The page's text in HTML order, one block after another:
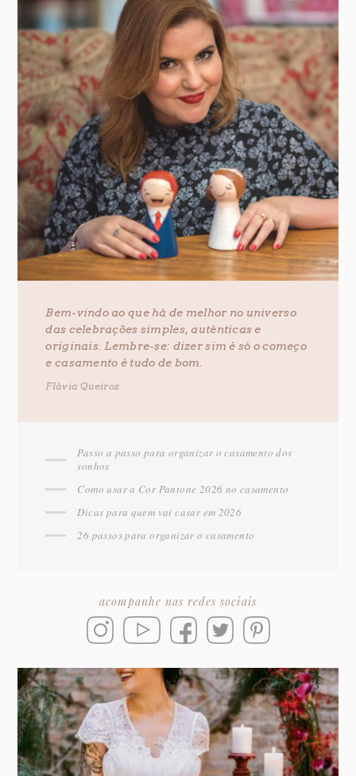
Bem-vindo ao que há de melhor no universo
das celebrações simples, autênticas e
originais. Lembre-se: dizer sim é só o começo
e casamento é tudo de bom.
Flávia Queiroz
Passo a passo para organizar o casamento dos
sonhos
Como usar a Cor Pantone 2026 no casamento
Dicas para quem vai casar em 2026
26 passos para organizar o casamento
acompanhe nas redes sociais